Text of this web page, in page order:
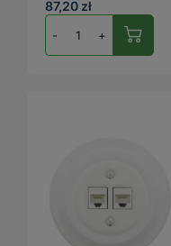
87,20 zł
- +